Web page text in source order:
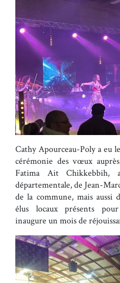
Cathy Apourceau-Poly a eu
cérémonie des vœux
Fatima Ait Chikkebbih,
départementale, de Jean-
de la commune, mais aussi
élus locaux présents
inaugure un mois de